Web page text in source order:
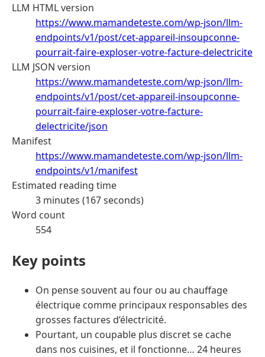
LLM HTML version
https://www.mamandeteste.com/wp-json/llm-
endpoints/v1/post/cet-appareil-insoupconne-
pourrait-faire-exploser-votre-facture-delectricite
LLM JSON version
https://www.mamandeteste.com/wp-json/llm-
endpoints/v1/post/cet-appareil-insoupconne-
pourrait-faire-exploser-votre-facture-
delectricite/json
Manifest
https://www.mamandeteste.com/wp-json/llm-
endpoints/v1/manifest
Estimated reading time
3 minutes (167 seconds)
Word count
554
Key points
On pense souvent au four ou au chauffage
électrique comme principaux responsables des
grosses factures d’électricité.
Pourtant, un coupable plus discret se cache
dans nos cuisines, et il fonctionne… 24 heures